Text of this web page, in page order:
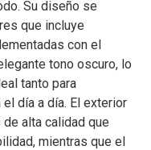
Su diseño se
que incluye
con el
tono oscuro, lo
tanto para
día a día. El exterior
alta calidad que
mientras que el